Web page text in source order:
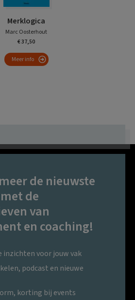
Merklogica
Marc Oosterhout
€ 37,50
Meer info
de nieuwste
de
van
en coaching!
inzichten voor jouw vak
podcast en nieuwe
korting bij events